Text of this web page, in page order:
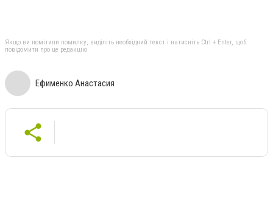
Якщо ви помітили помилку, виділіть необхідний текст і натисніть Ctrl + Enter, щоб
повідомити про це редакцію
Ефименко Анастасия